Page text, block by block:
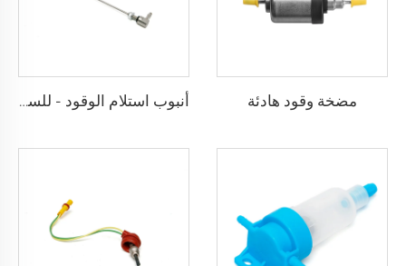
مضخة وقود هادئة أنبوب استلام الوقود - للسيارة والشاحنة